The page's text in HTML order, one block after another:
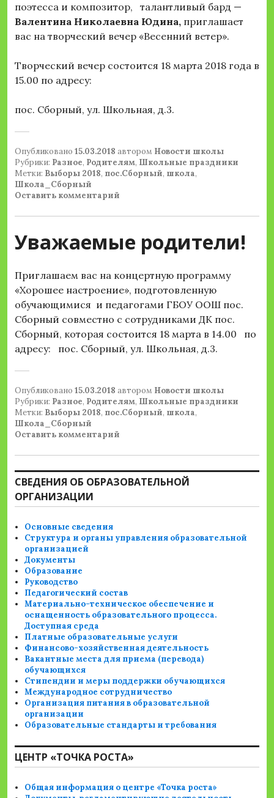
поэтесса и композитор, талантливый бард —
Валентина Николаевна Юдина, приглашает
вас на творческий вечер «Весенний ветер».
Творческий вечер состоится 18 марта 2018 года в
15.00 по адресу:
пос. Сборный, ул. Школьная, д.3.
Опубликовано 15.03.2018 автором Новости школы
Рубрики: Разное, Родителям, Школьные праздники
Метки: Выборы 2018, пос.Сборный, школа,
Школа_Сборный
Оставить комментарий
Уважаемые родители!
Приглашаем вас на концертную программу
«Хорошее настроение», подготовленную
обучающимися и педагогами ГБОУ ООШ пос.
Сборный совместно с сотрудниками ДК пос.
Сборный, которая состоится 18 марта в 14.00 по
адресу: пос. Сборный, ул. Школьная, д.3.
Опубликовано 15.03.2018 автором Новости школы
Рубрики: Разное, Родителям, Школьные праздники
Метки: Выборы 2018, пос.Сборный, школа,
Школа_Сборный
Оставить комментарий
СВЕДЕНИЯ ОБ ОБРАЗОВАТЕЛЬНОЙ
ОРГАНИЗАЦИИ
Основные сведения
Структура и органы управления образовательной
организацией
Документы
Образование
Руководство
Педагогический состав
Материально-техническое обеспечение и
оснащенность образовательного процесса.
Доступная среда
Платные образовательные услуги
Финансово-хозяйственная деятельность
Вакантные места для приема (перевода)
обучающихся
Стипендии и меры поддержки обучающихся
Международное сотрудничество
Организация питания в образовательной
организации
Образовательные стандарты и требования
ЦЕНТР «ТОЧКА РОСТА»
Общая информация о центре «Точка роста»